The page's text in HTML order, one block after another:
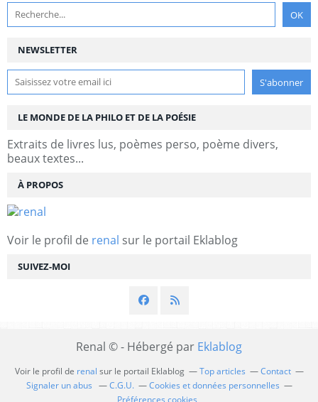
NEWSLETTER
SUIVEZ-MOI
LE MONDE DE LA PHILO ET DE LA POÉSIE
Extraits de livres lus, poèmes perso, poème divers,
beaux textes...
À PROPOS
Voir le profil de renal sur le portail Eklablog
Renal © - Hébergé par Eklablog
Voir le profil de renal sur le portail Eklablog Top articles
Contact
Signaler un abus
C.G.U.
Cookies et données personnelles
Préférences cookies